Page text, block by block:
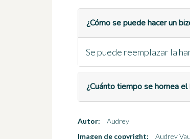
¿Cómo se puede hacer un
Se puede reemplazar la
¿Cuánto tiempo se hornea
Autor:
Audrey
Imagen de copyright:
Audrey